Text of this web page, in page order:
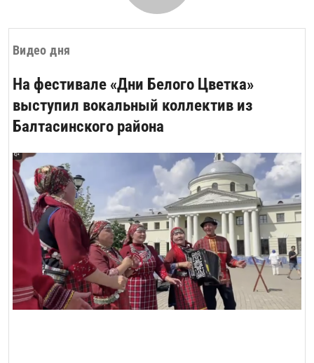
Видео дня
На фестивале «Дни Белого Цветка»
выступил вокальный коллектив из
Балтасинского района